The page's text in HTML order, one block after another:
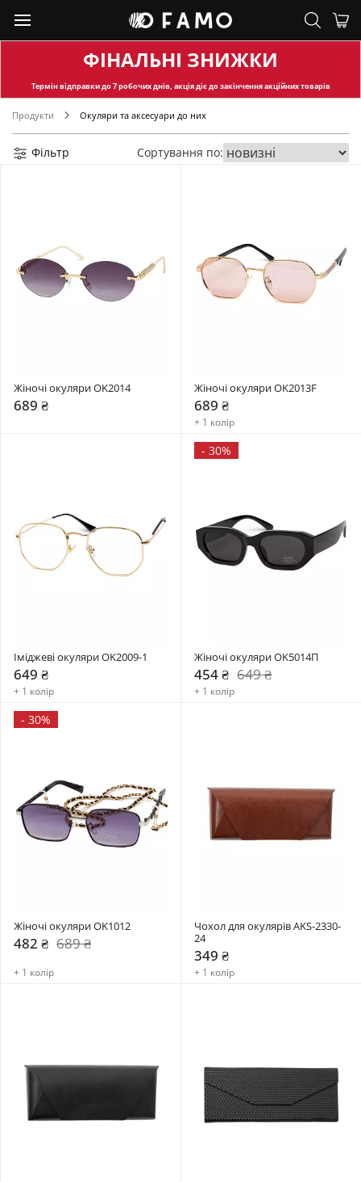
ФІНАЛЬНІ ЗНИЖКИ
Термін відправкидо 7 робочих днів, акція діє до закінчення акційних товарів
Продукти Окуляри та аксесуари до них
Фільтр Сортування по:
Жіночі окуляри OK2014
689 ₴
Жіночі окуляри OK2013F
689 ₴
+ 1 колір
Іміджеві окуляри OK2009-1
649 ₴
+ 1 колір
- 30%
Жіночі окуляри OK5014П
454 ₴ 649 ₴
+ 1 колір
- 30%
Жіночі окуляри OK1012
482 ₴ 689 ₴
+ 1 колір
Чохол для окулярів AKS-2330-
24
349 ₴
+ 1 колір